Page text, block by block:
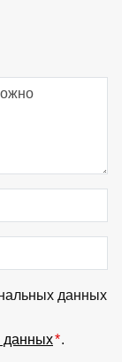
данных
данных*.